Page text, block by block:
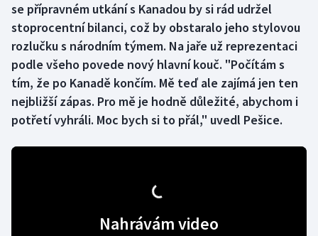
Curling
Dostihy
Florbal
Futsal
Golf
se přípravném utkání s Kanadou by si rád udržel
stoprocentní bilanci, což by obstaralo jeho stylovou
rozlučku s národním týmem. Na jaře už reprezentaci
podle všeho povede nový hlavní kouč. "Počítám s
tím, že po Kanadě končím. Mě teď ale zajímá jen ten
nejbližší zápas. Pro mě je hodně důležité, abychom i
potřetí vyhráli. Moc bych si to přál," uvedl Pešice.
Nahrávám video